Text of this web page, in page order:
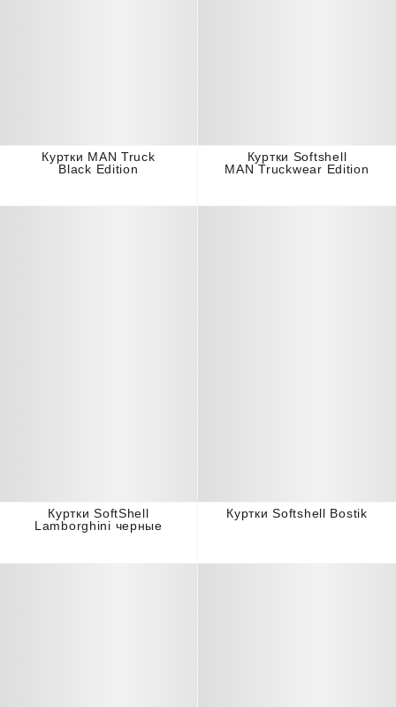
Куртки MAN Truck
Black Edition
Куртки Softshell
MAN Truckwear Edition
Куртки SoftShell
Lamborghini черные
Куртки Softshell Bostik